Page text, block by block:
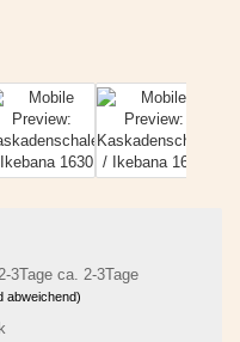
ca. 2-3Tage
abweichend)